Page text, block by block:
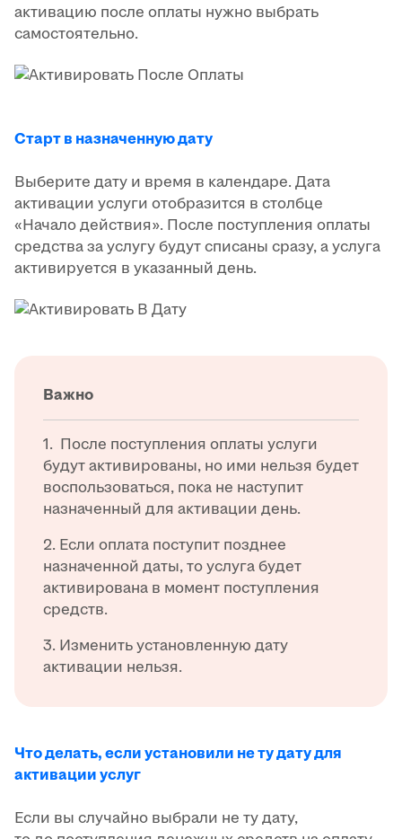
активацию после оплаты нужно выбрать
самостоятельно.
Старт в назначенную дату
Выберите дату и время в календаре. Дата
активации услуги отобразится в столбце
«Начало действия». После поступления оплаты
средства за услугу будут списаны сразу, а услуга
активируется в указанный день.
Важно
1. После поступления оплаты услуги
будут активированы, но ими нельзя будет
воспользоваться, пока не наступит
назначенный для активации день.
2. Если оплата поступит позднее
назначенной даты, то услуга будет
активирована в момент поступления
средств.
3. Изменить установленную дату
активации нельзя.
Что делать, если установили не ту дату для
активации услуг
Если вы случайно выбрали не ту дату,